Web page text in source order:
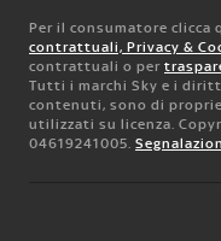
Per il consumatore clicca
contrattuali, Privacy &
contrattuali o per
Tutti i marchi Sky e i
contenuti, sono di
utilizzati su licenza.
04619241005.